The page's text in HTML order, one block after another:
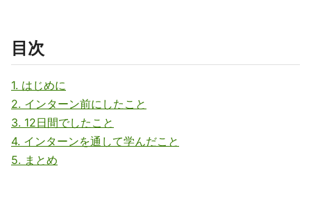
目次
1. はじめに
2. インターン前にしたこと
3. 12日間でしたこと
4. インターンを通して学んだこと
5. まとめ